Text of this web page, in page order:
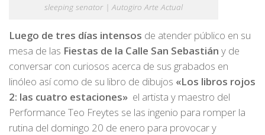
sleeping senator | Autogiro Arte Actual
Luego de tres días intensos de atender público en su
mesa de las Fiestas de la Calle San Sebastián y de
conversar con curiosos acerca de sus grabados en
linóleo así como de su libro de dibujos «Los libros rojos
2: las cuatro estaciones» el artista y maestro del
Performance Teo Freytes se las ingenio para romper la
rutina del domingo 20 de enero para provocar y